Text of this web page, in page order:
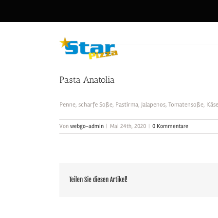
springen
Pasta Anatolia
Penne, scharfe Soße, Pastirma, Jalapenos, Tomatensoße,
Von webgo-admin | Mai 24th, 2020 | 0 Kommentare
Teilen Sie diesen Artikel!